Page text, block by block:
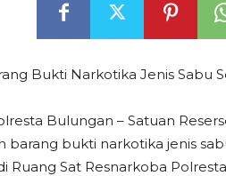
Bukti Narkotika Jenis Sabu
Bulungan – Satuan
bukti narkotika jenis
Ruang Sat Resnarkoba